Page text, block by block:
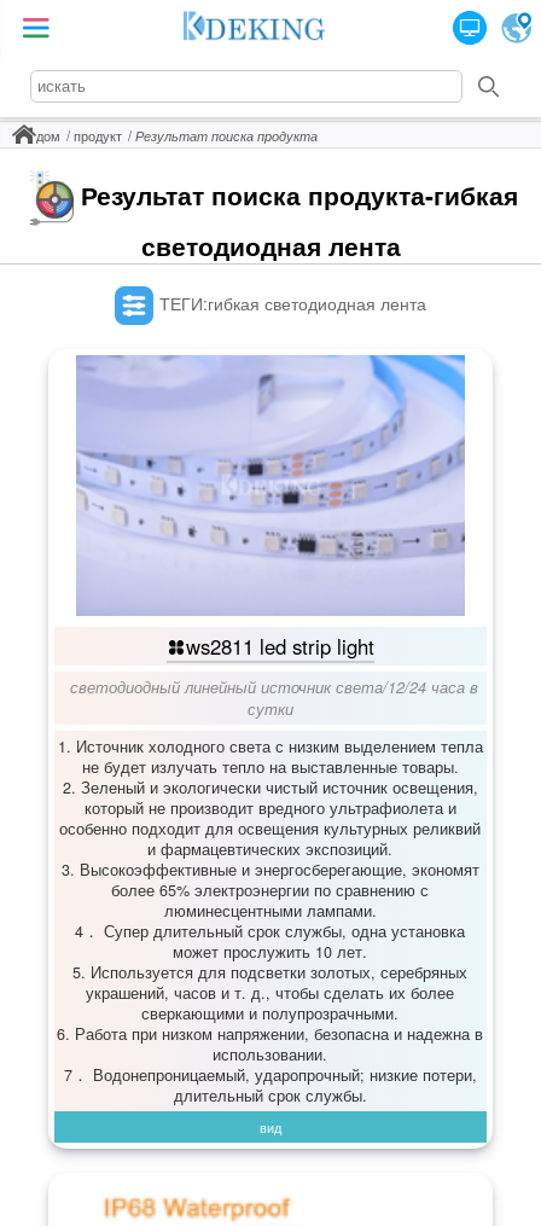
дом продукт Результат поиска продукта
Результат поиска продукта-гибкая
светодиодная лента
ТЕГИ:гибкая светодиодная лента
ws2811 led strip light
светодиодный линейный источник света/12/24 часа в
сутки
1. Источник холодного света с низким выделением тепла
не будет излучать тепло на выставленные товары.
2. Зеленый и экологически чистый источник освещения,
который не производит вредного ультрафиолета и
особенно подходит для освещения культурных реликвий
и фармацевтических экспозиций.
3. Высокоэффективные и энергосберегающие, экономят
более 65% электроэнергии по сравнению с
люминесцентными лампами.
4． Супер длительный срок службы, одна установка
может прослужить 10 лет.
5. Используется для подсветки золотых, серебряных
украшений, часов и т. д., чтобы сделать их более
сверкающими и полупрозрачными.
6. Работа при низком напряжении, безопасна и надежна в
использовании.
7． Водонепроницаемый, ударопрочный; низкие потери,
длительный срок службы.
вид